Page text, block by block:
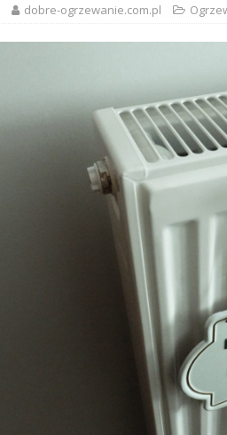
dobre-ogrzewanie.com.pl